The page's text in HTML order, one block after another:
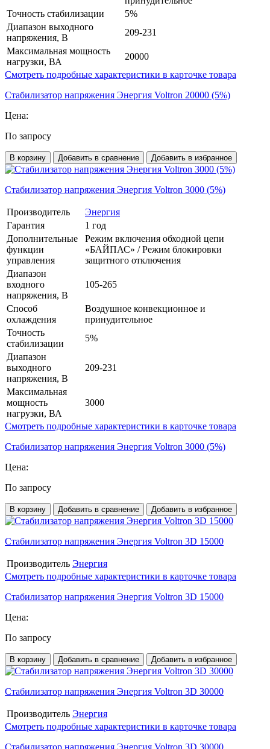
Точность стабилизации
5%
Диапазон выходного
напряжения, В
209-231
Максимальная мощность
нагрузки, ВА
20000
Смотреть подробные характеристики в карточке товара
Стабилизатор напряжения Энергия Voltron 20000 (5%)
Цена:
По запросу
В корзину Добавить в сравнение Добавить в избранное
Стабилизатор напряжения Энергия Voltron 3000 (5%)
Производитель
Энергия
Гарантия
1 год
Дополнительные
функции
управления
Режим включения обходной цепи
«БАЙПАС» / Режим блокировки
защитного отключения
Диапазон
входного
напряжения, В
105-265
Способ
охлаждения
Воздушное конвекционное и
принудительное
Точность
стабилизации
5%
Диапазон
выходного
напряжения, В
209-231
Максимальная
мощность
нагрузки, ВА
3000
Смотреть подробные характеристики в карточке товара
Стабилизатор напряжения Энергия Voltron 3000 (5%)
Цена:
По запросу
В корзину Добавить в сравнение Добавить в избранное
Стабилизатор напряжения Энергия Voltron 3D 15000
Производитель Энергия
Смотреть подробные характеристики в карточке товара
Стабилизатор напряжения Энергия Voltron 3D 15000
Цена:
По запросу
В корзину Добавить в сравнение Добавить в избранное
Стабилизатор напряжения Энергия Voltron 3D 30000
Производитель Энергия
Смотреть подробные характеристики в карточке товара
Стабилизатор напряжения Энергия Voltron 3D 30000